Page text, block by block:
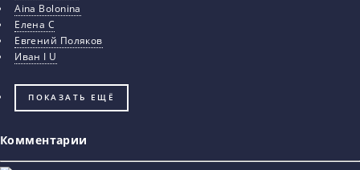
Aina Bolonina
Елена С
Евгений Поляков
Иван I U
ПОКАЗАТЬ ЕЩЁ
Комментарии